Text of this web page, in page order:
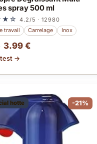
spray 500 ml
4.2/5 · 12980
travail
Carrelage Inox
3.99 €
test →
hotte -21%